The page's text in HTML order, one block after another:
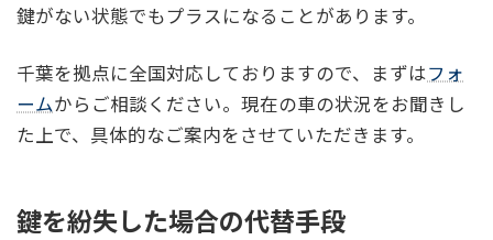
鍵がない状態でもプラスになることがあります。
千葉を拠点に全国対応しておりますので、まずはフォ
ームからご相談ください。現在の車の状況をお聞きし
た上で、具体的なご案内をさせていただきます。
鍵を紛失した場合の代替手段